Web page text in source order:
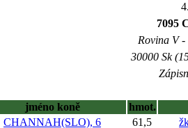
7095
Rovina V
30000 Sk
jméno koně
hmot.
CHANNAH(SLO), 6 61,5